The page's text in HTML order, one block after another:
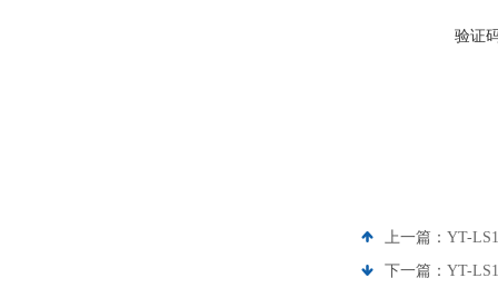
验证
上一篇： YT-
下一篇： YT-